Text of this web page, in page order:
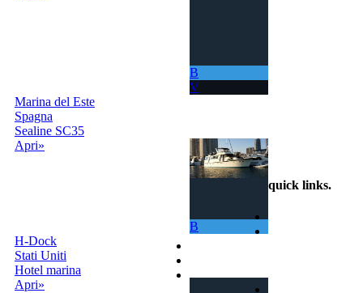
B
V
Marina del Este
Spagna
Sealine SC35
Apri»
B
H-Dock
Stati Uniti
Hotel marina
Apri»
quick links.